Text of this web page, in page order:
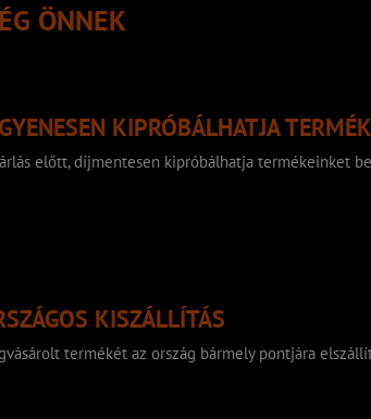
ÖNNEK
KIPRÓBÁLHATJA
előtt, díjmentesen kipróbálhatja termékeinket
KISZÁLLÍTÁS
termékét az ország bármely pontjára